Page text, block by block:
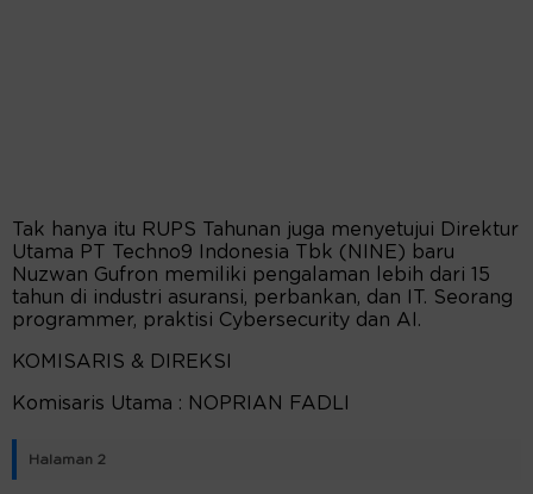
Tak hanya itu RUPS Tahunan juga menyetujui Direktur
Utama PT Techno9 Indonesia Tbk (NINE) baru
Nuzwan Gufron memiliki pengalaman lebih dari 15
tahun di industri asuransi, perbankan, dan IT. Seorang
programmer, praktisi Cybersecurity dan AI.
KOMISARIS & DIREKSI
Komisaris Utama : NOPRIAN FADLI
Halaman 2